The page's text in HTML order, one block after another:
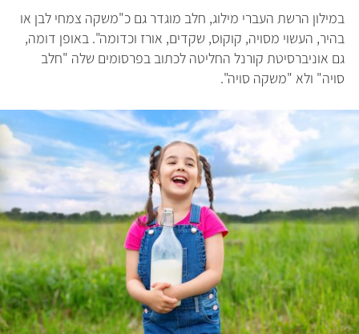
במילון הרשת העברי מילוג, חלב מוגדר גם כ"משקה צמחי לבן או
בהיר, העשוי מסויה, קוקוס, שקדים, אורז וכדומה". באופן דומה,
גם אוניברסיטת קורנל החליטה לכתוב בפרסומים שלה "חלב
סויה" ולא "משקה סויה".